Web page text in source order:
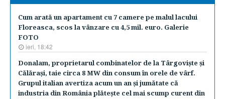
Cum arată un apartament cu 7 camere pe malul lacului
Floreasca, scos la vânzare cu 4,5 mil. euro. Galerie
FOTO
ieri, 18:42
Donalam, proprietarul combinatelor de la Târgovişte şi
Călăraşi, taie circa 8 MW din consum în orele de vârf.
Grupul italian avertiza acum un an şi jumătate că
industria din România plăteşte cel mai scump curent din